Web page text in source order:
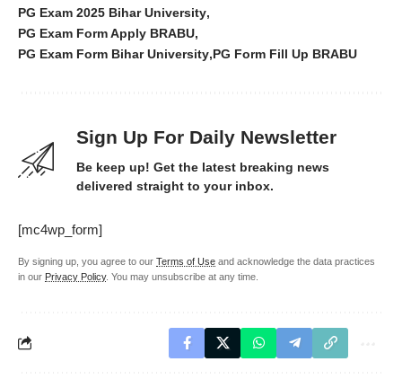
PG Exam 2025 Bihar University
PG Exam Form Apply BRABU
PG Exam Form Bihar University PG Form Fill Up BRABU
Sign Up For Daily Newsletter
Be keep up! Get the latest breaking news
delivered straight to your inbox.
[mc4wp_form]
By signing up, you agree to our Terms of Use and acknowledge the data practices
in our Privacy Policy. You may unsubscribe at any time.